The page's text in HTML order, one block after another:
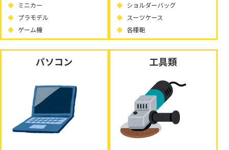
ミニカー
プラモデル
ゲーム機
ショルダーバッグ
スーツケース
各種鞄
パソコン 工具類